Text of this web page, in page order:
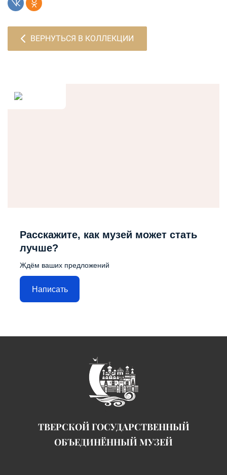
ВЕРНУТЬСЯ В КОЛЛЕКЦИИ
Расскажите, как музей может стать
лучше?
Ждём ваших предложений
Написать
ТВЕРСКОЙ ГОСУДАРСТВЕННЫЙ
ОБЪЕДИНЁННЫЙ МУЗЕЙ